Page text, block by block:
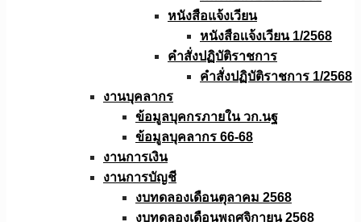
หนังสือแจ้งเวียน
หนังสือเเจ้งเวียน 1/2568
คำสั่งปฏิบัติราชการ
คำสั่งปฏิบัติราชการ 1/2568
งานบุคลากร
ข้อมูลบุคกรภายใน วก.นฐ
ข้อมูลบุคลากร 66-68
งานการเงิน
งานการบัญชี
งบทดลองเดือนตุลาคม 2568
งบทดลองเดือนพฤศจิกายน 2568